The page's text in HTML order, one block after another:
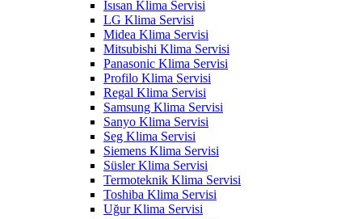
Isısan Klima Servisi
LG Klima Servisi
Midea Klima Servisi
Mitsubishi Klima Servisi
Panasonic Klima Servisi
Profilo Klima Servisi
Regal Klima Servisi
Samsung Klima Servisi
Sanyo Klima Servisi
Seg Klima Servisi
Siemens Klima Servisi
Süsler Klima Servisi
Termoteknik Klima Servisi
Toshiba Klima Servisi
Uğur Klima Servisi